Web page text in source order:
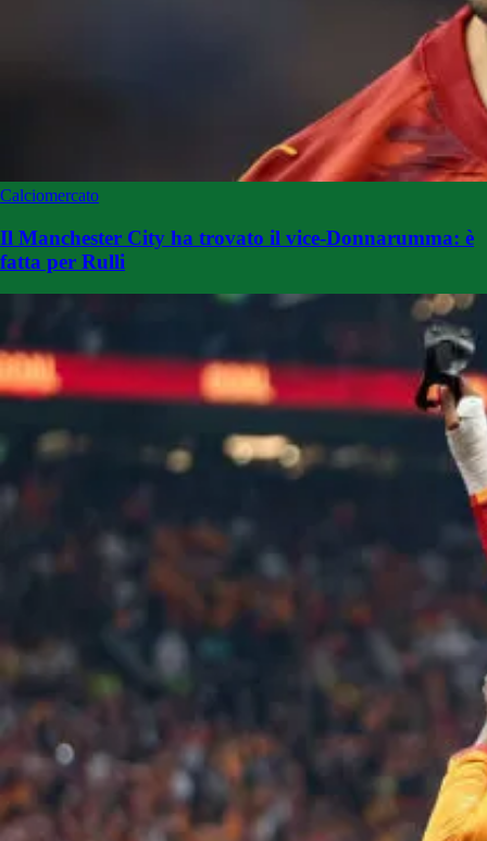
Calciomercato
Il Manchester City ha trovato il vice-Donnarumma: è
fatta per Rulli